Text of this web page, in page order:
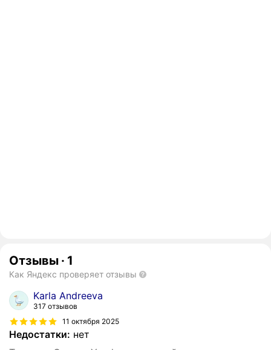
Отзывы · 1
Как Яндекс проверяет отзывы
Karla Andreeva
317 отзывов
11 октября 2025
Недостатки: нет